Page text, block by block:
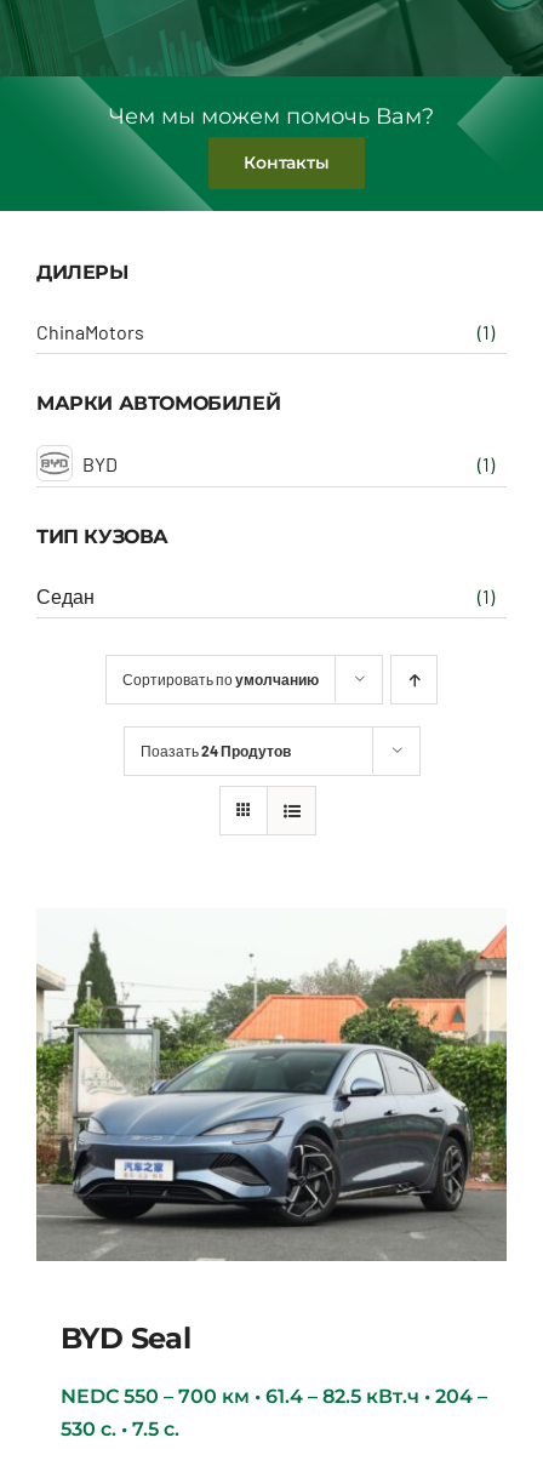
Чем мы можем помочь Вам?
Контакты
ДИЛЕРЫ
ChinaMotors (1)
МАРКИ АВТОМОБИЛЕЙ
BYD (1)
ТИП КУЗОВА
Седан (1)
Сортировать поумолчанию
Поазать24 Продутов
BYD Seal
NEDC 550 – 700 км • 61.4 – 82.5 кВт.ч • 204 –
530 с. • 7.5 с.